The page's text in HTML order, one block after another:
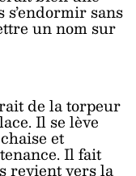
s’endormir sans
un nom sur
de la torpeur
Il se lève
et
Il fait
revient vers la